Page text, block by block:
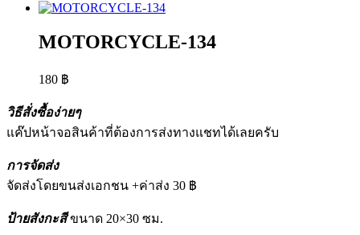
MOTORCYCLE-134
180 ฿
วิธีสั่งซื้อง่ายๆ
แค๊ปหน้าจอสินค้าที่ต้องการส่งทางแชทได้เลยครับ
การจัดส่ง
จัดส่งโดยขนส่งเอกชน +ค่าส่ง 30 ฿
ป้ายสังกะสีขนาด 20×30 ซม.